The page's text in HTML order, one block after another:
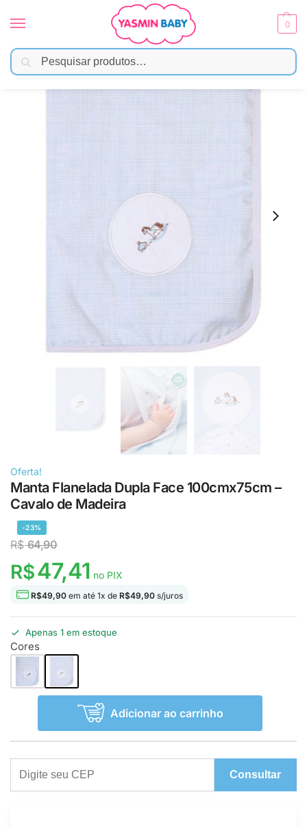
0
Início Enxoval / Mantas e Cobertores
Oferta!
Manta Flanelada Dupla Face 100cmx75cm –
Cavalo de Madeira
-23%
R$64,90
R$47,41 no PIX
R$49,90 em até 1x de R$49,90 s/juros
Apenas 1 em estoque
Cores
Adicionar ao carrinho
Consultar